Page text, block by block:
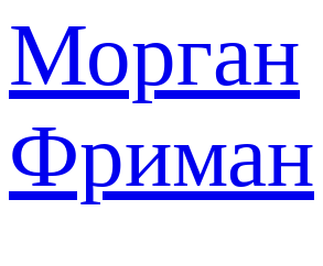
Морган
Фриман